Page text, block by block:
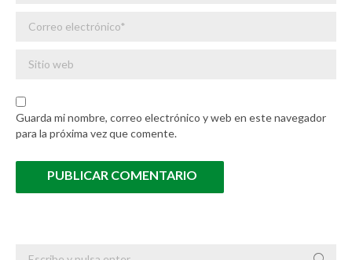
Guarda mi nombre, correo electrónico y web en este navegador
para la próxima vez que comente.
PUBLICAR COMENTARIO
Buscar: